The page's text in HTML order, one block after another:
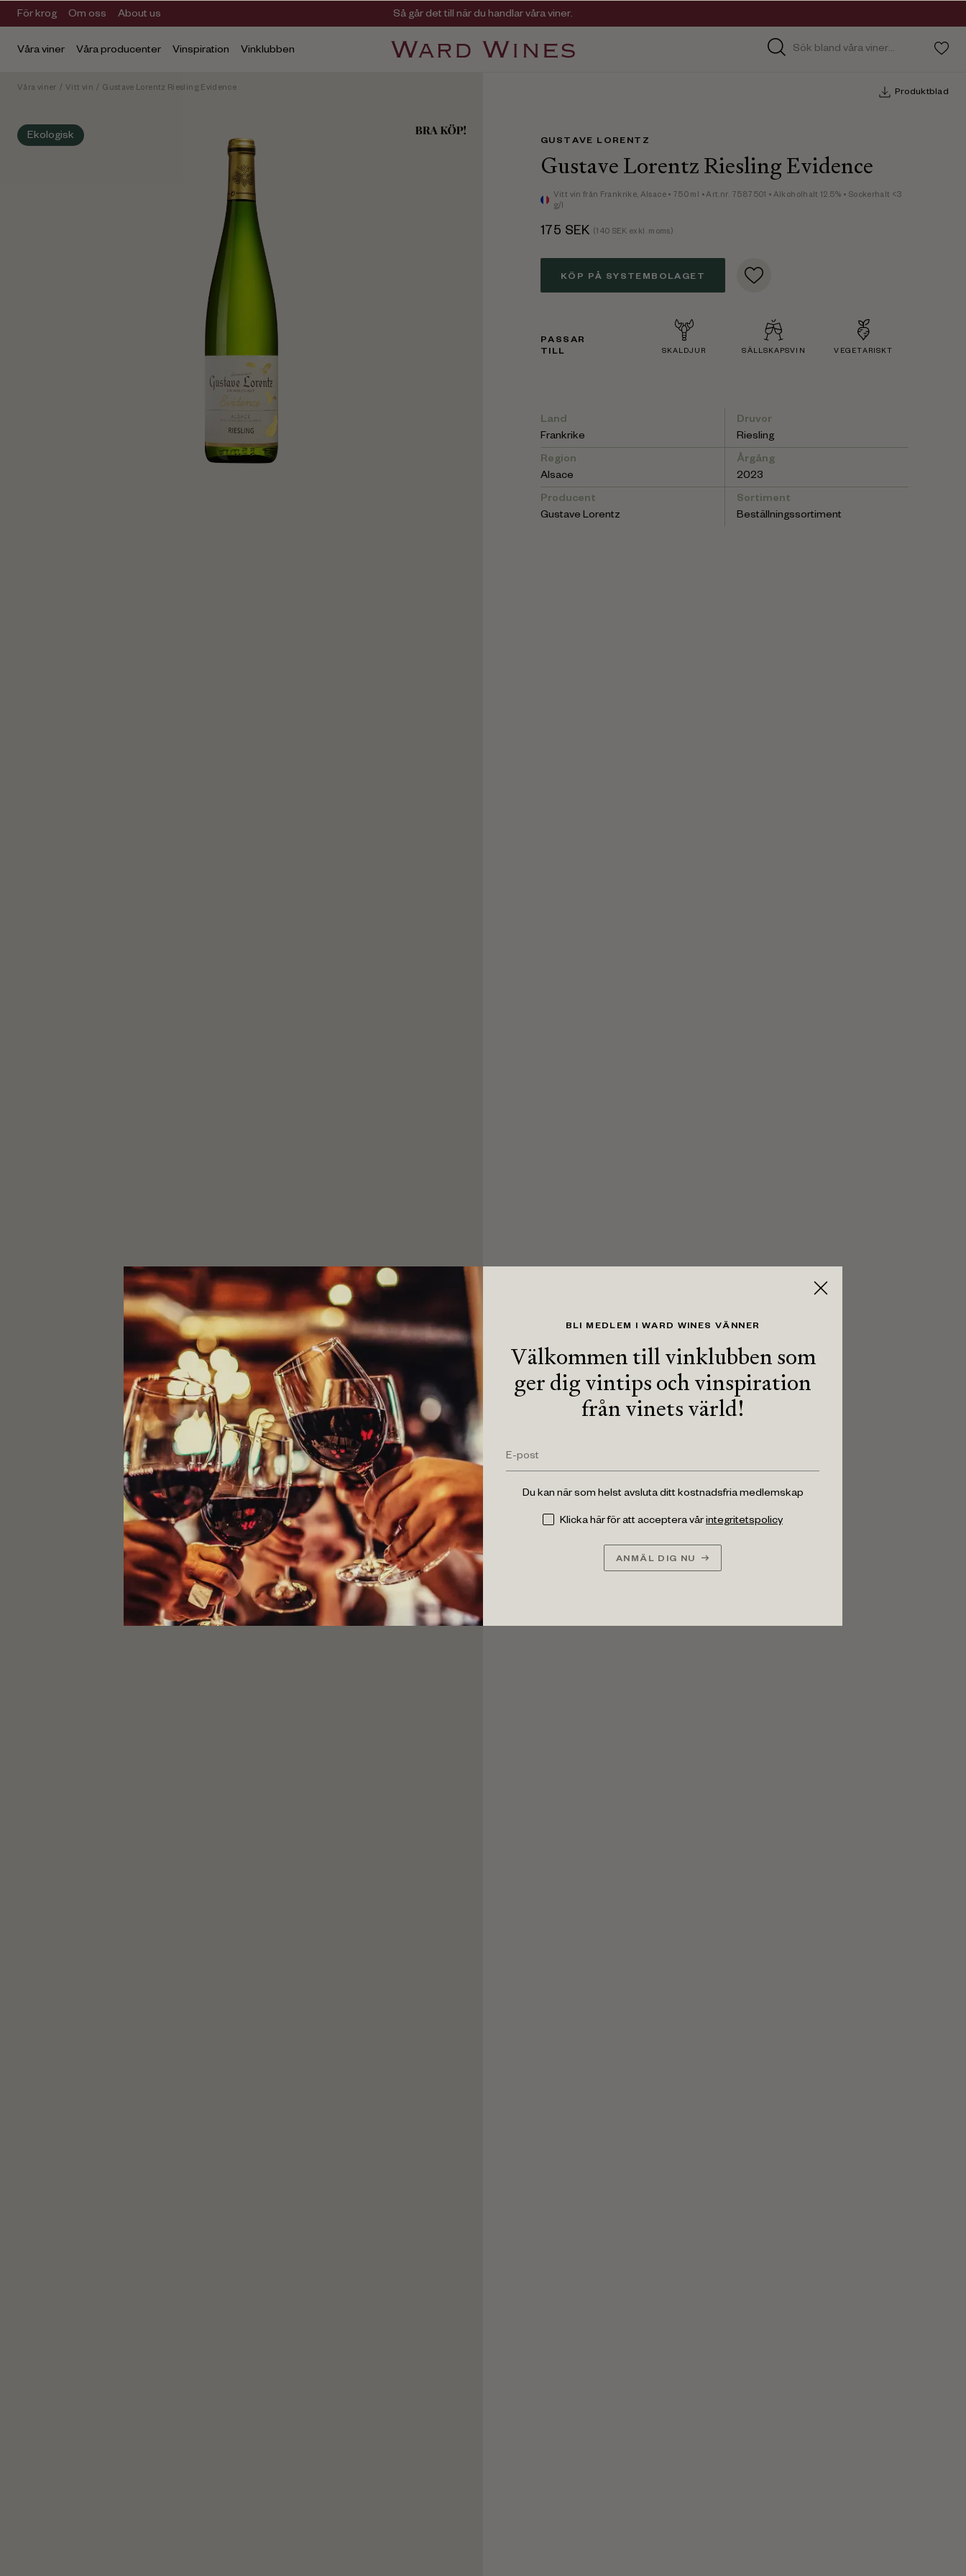
BLI MEDLEM I WARD WINES VÄNNER
Välkommen till vinklubben som
ger dig vintips och vinspiration
från vinets värld!
Du kan när som helst avsluta ditt kostnadsfria medlemskap
Klicka här för att acceptera vårintegritetspolicy
ANMÄL DIG NU
För krog Om oss About us Viner med kvalitet, ursprung & personlighet
Så går det till när du handlar våra viner.
Våra viner Våra producenter Vinspiration Vinklubben
Ekologisk
Våra viner / Vitt vin / Gustave Lorentz Riesling Evidence Produktblad
GUSTAVE LORENTZ
Gustave Lorentz Riesling Evidence
Vitt vin från Frankrike, Alsace• 750 ml • Art.nr. 7587501 • Alkoholhalt 12.5% • Sockerhalt <3
g/l
175 SEK (140 SEK exkl. moms)
KÖP PÅ SYSTEMBOLAGET
PASSAR
TILL
SKALDJUR SÄLLSKAPSVIN VEGETARISKT
Land
Frankrike
Druvor
Riesling
Region
Alsace
Årgång
2023
Producent
Gustave Lorentz
Sortiment
Beställningssortiment